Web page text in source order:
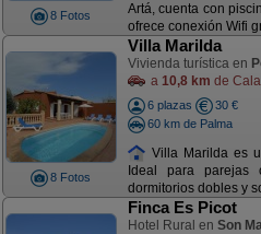
8 Fotos
Artá, cuenta con
ofrece conexión Wifi
8 Fotos
Villa Marilda
Vivienda turística en
a 10,8 km de
6 plazas
30 €
60 km de Palma
Villa Marilda es
Ideal para
dormitorios dobles y
Finca Es Picot
Hotel Rural en Son